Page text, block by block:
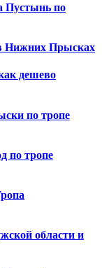
Пустынь по
Нижних Прысках
дешево
по тропе
по тропе
области и